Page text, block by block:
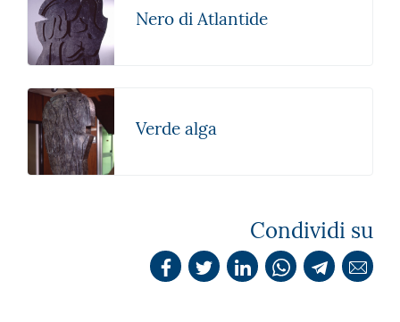
Nero di Atlantide
Verde alga
Condividi su